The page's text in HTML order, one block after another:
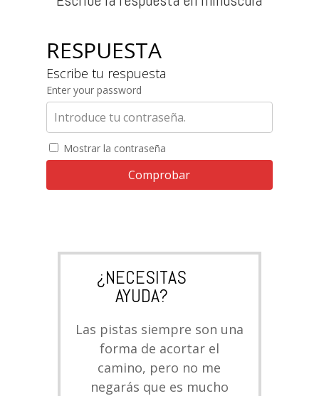
RESPUESTA
Escribe tu respuesta
Enter your password
Mostrar la contraseña
Comprobar
¿NECESITAS
AYUDA?
Las pistas siempre son una
forma de acortar el
camino, pero no me
negarás que es mucho